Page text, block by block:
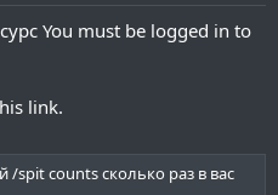
You must be logged in to
link.
spit counts сколько раз в вас